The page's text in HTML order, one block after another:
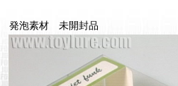
発泡素材 未開封品